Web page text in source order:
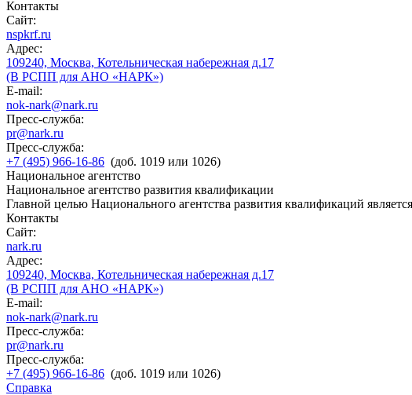
Контакты
Сайт:
nspkrf.ru
Адрес:
109240, Москва, Котельническая набережная д.17
(В РСПП для АНО «НАРК»)
E-mail:
nok-nark@nark.ru
Пресс-служба:
pr@nark.ru
Пресс-служба:
+7 (495) 966-16-86 (доб. 1019 или 1026)
Национальное агентство
Национальное агентство развития квалификации
Главной целью Национального агентства развития квалификаций
Контакты
Сайт:
nark.ru
Адрес:
109240, Москва, Котельническая набережная д.17
(В РСПП для АНО «НАРК»)
E-mail:
nok-nark@nark.ru
Пресс-служба:
pr@nark.ru
Пресс-служба:
+7 (495) 966-16-86 (доб. 1019 или 1026)
Справка